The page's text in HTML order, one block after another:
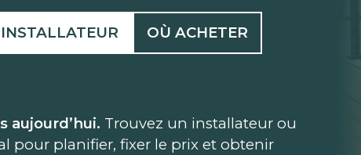
OÙ ACHETER
aujourd’hui. Trouvez un installateur ou
pour planifier, fixer le prix et obtenir